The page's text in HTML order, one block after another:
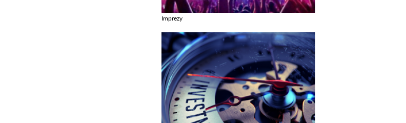
Imprezy